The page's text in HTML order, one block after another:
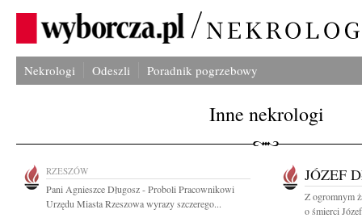
Nekrologi Odeszli Poradnik pogrzebowy
Inne nekrologi
RZESZÓW
Pani Agnieszce Długosz - Proboli Pracownikowi
Urzędu Miasta Rzeszowa wyrazy szczerego...
JÓZEF
Z ogromnym
o śmierci